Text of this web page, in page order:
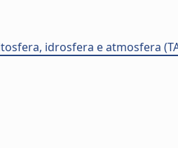
idrosfera e atmosfera